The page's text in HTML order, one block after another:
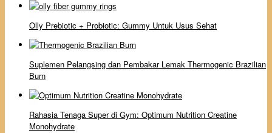
Olly Prebiotic + Probiotic: Gummy Untuk Usus Sehat
Suplemen Pelangsing dan Pembakar Lemak Thermogenic Brazilian
Burn
Rahasia Tenaga Super di Gym: Optimum Nutrition Creatine
Monohydrate